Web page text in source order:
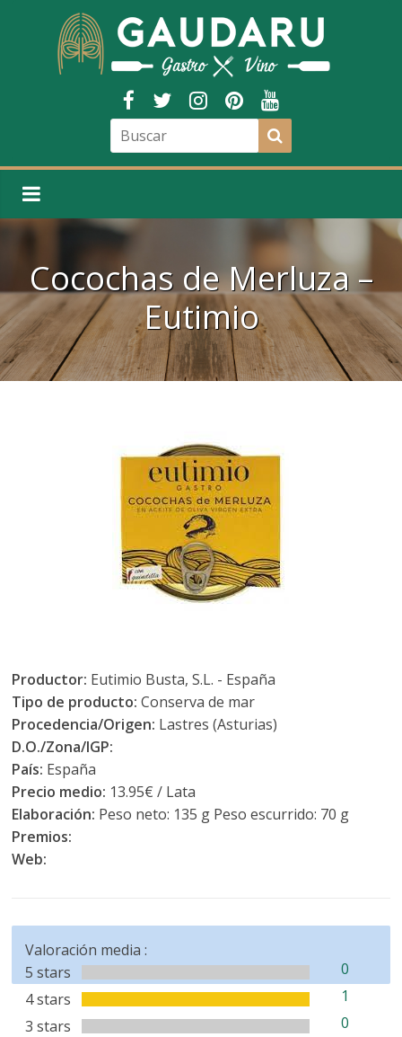
Cocochas de Merluza –
Eutimio
Productor: Eutimio Busta, S.L. - España
Tipo de producto:Conserva de mar
Procedencia/Origen: Lastres (Asturias)
D.O./Zona/IGP:
País: España
Precio medio: 13.95€ / Lata
Elaboración: Peso neto: 135 g Peso escurrido: 70 g
Premios:
Web:
Valoración media :
5 stars
0
4 stars
1
3 stars
0